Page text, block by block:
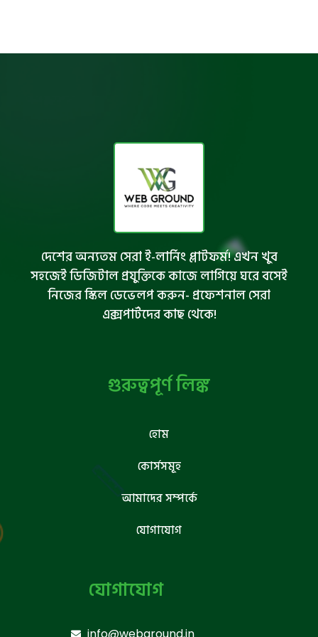
দেশের অন্যতম সেরা ই-লার্নিং প্লাটফর্ম! এখন খুব
সহজেই ডিজিটাল প্রযুক্তিকে কাজে লাগিয়ে ঘরে বসেই
নিজের স্কিল ডেভেলপ করুন- প্রফেশনাল সেরা
এক্সপার্টদের কাছ থেকে!
গুরুত্বপূর্ণ লিঙ্ক
হোম
কোর্সসমূহ
আমাদের সম্পর্কে
যোগাযোগ
যোগাযোগ